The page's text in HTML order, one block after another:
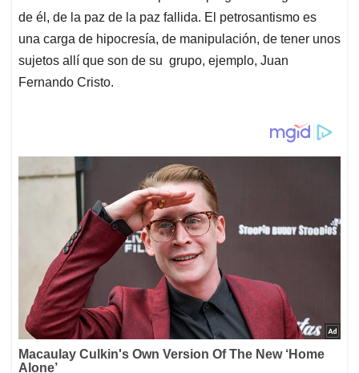
de él, de la paz de la paz fallida. El petrosantismo es
una carga de hipocresía, de manipulación, de tener unos
sujetos allí que son de su grupo, ejemplo, Juan
Fernando Cristo.